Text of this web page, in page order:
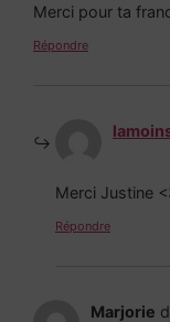
Merci pour ta
Répondre
Merci Justine
Répondre
Marjorie